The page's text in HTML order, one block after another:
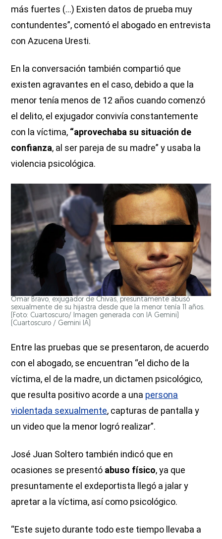
más fuertes (…) Existen datos de prueba muy
contundentes”, comentó el abogado en entrevista
con Azucena Uresti.
En la conversación también compartió que
existen agravantes en el caso, debido a que la
menor tenía menos de 12 años cuando comenzó
el delito, el exjugador convivía constantemente
con la víctima, “aprovechaba su situación de
confianza, al ser pareja de su madre” y usaba la
violencia psicológica.
Omar Bravo, exjugador de Chivas, presuntamente abusó
sexualmente de su hijastra desde que la menor tenía 11 años.
(Foto: Cuartoscuro/ Imagen generada con IA Gemini)
(Cuartoscuro / Gemini IA)
Entre las pruebas que se presentaron, de acuerdo
con el abogado, se encuentran “el dicho de la
víctima, el de la madre, un dictamen psicológico,
que resulta positivo acorde a una persona
violentada sexualmente, capturas de pantalla y
un video que la menor logró realizar”.
José Juan Soltero también indicó que en
ocasiones se presentó abuso físico, ya que
presuntamente el exdeportista llegó a jalar y
apretar a la víctima, así como psicológico.
“Este sujeto durante todo este tiempo llevaba a